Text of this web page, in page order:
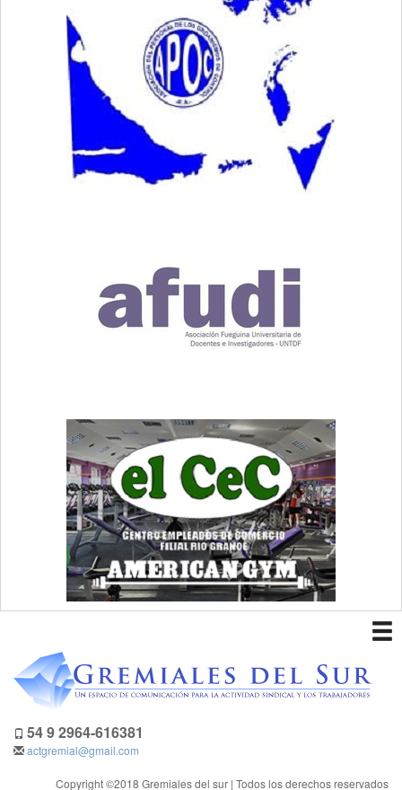
54 9 2964-616381
actgremial@gmail.com
Copyright ©2018 Gremiales del sur | Todos los derechos reservados